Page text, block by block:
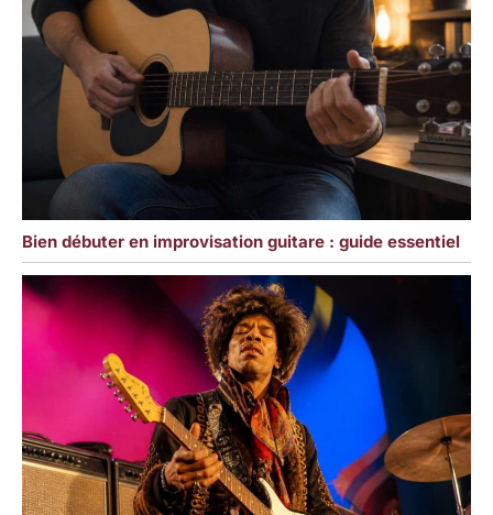
Bien débuter en improvisation guitare : guide essentiel